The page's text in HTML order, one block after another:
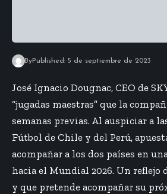
ByPublished: 5 de septiembre de 2023
José Ignacio Dougnac, CEO de
“jugadas maestras” que la
semanas previas. Al auspiciar a
Fútbol de Chile y del Perú,
acompañar a los dos países en
hacia el Mundial 2026. Un reflejo
y que pretende acompañar su